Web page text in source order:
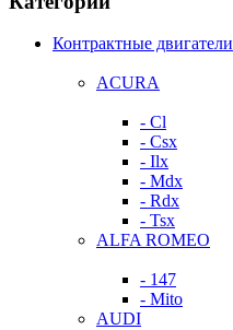
Контрактные двигатели
ACURA
- Cl
- Csx
- Ilx
- Mdx
- Rdx
- Tsx
ALFA ROMEO
- 147
- Mito
AUDI